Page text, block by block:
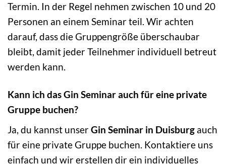
Termin. In der Regel nehmen zwischen 10 und 20
Personen an einem Seminar teil. Wir achten
darauf, dass die Gruppengröße überschaubar
bleibt, damit jeder Teilnehmer individuell betreut
werden kann.
Kann ich das Gin Seminar auch für eine private
Gruppe buchen?
Ja, du kannst unserGin Seminar in Duisburg auch
für eine private Gruppe buchen. Kontaktiere uns
einfach und wir erstellen dir ein individuelles